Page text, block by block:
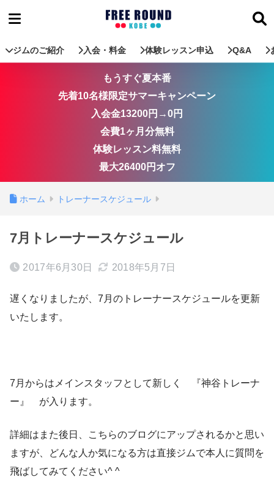
ジムのご紹介 入会・料金 体験レッスン申込 Q&A
もうすぐ夏本番
先着10名様限定サマーキャンペーン
入会金13200円→0円
会費1ヶ月分無料
体験レッスン料無料
最大26400円オフ
ホーム トレーナースケジュール
7月トレーナースケジュール
2017年6月30日 2018年5月7日
遅くなりましたが、7月のトレーナースケジュールを更新
いたします。
7月からはメインスタッフとして新しく 『神谷トレーナ
ー』 が入ります。
詳細はまた後日、こちらのブログにアップされるかと思い
ますが、どんな人か気になる方は直接ジムで本人に質問を
飛ばしてみてください^ ^